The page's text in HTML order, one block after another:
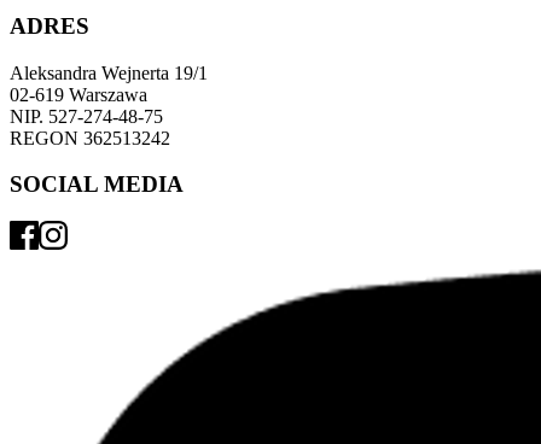
ADRES
Aleksandra Wejnerta 19/1
02-619 Warszawa
NIP. 527-274-48-75
REGON 362513242
SOCIAL MEDIA